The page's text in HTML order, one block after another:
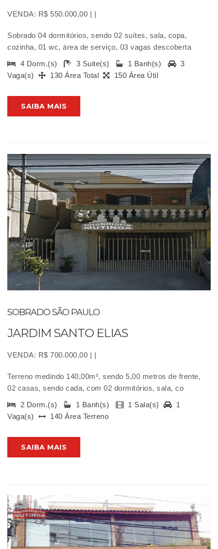
VENDA: R$ 550.000,00 | |
Sobrado 04 dormitórios, sendo 02 suítes, sala, copa,
cozinha, 01 wc, área de serviço, 03 vagas descoberta
4 Dorm.(s)
3 Suite(s) 1 Banh(s)
3
Vaga(s)
130 Área Total 150 Área Útil
SAIBA MAIS
SOBRADO SÃO PAULO
JARDIM SANTO ELIAS
VENDA: R$ 700.000,00 | |
Terreno medindo 140,00m², sendo 5,00 metros de frente,
02 casas, sendo cada, com 02 dormitórios, sala, co
2 Dorm.(s)
1 Banh(s) 1 Sala(s)
1
Vaga(s)
140 Área Terreno
SAIBA MAIS